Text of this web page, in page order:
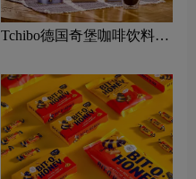
Tchibo德国奇堡咖啡饮料
念